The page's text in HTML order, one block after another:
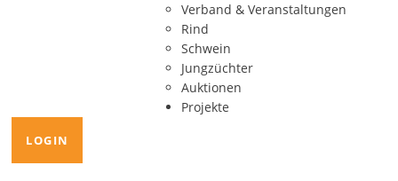
Verband & Veranstaltungen
Rind
Schwein
Jungzüchter
Auktionen
Projekte
LOGIN